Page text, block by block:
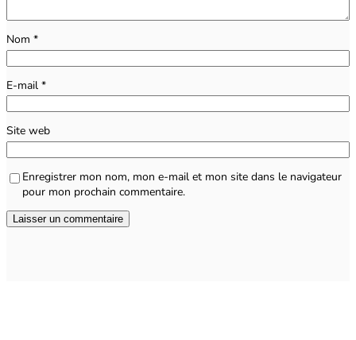
Nom *
E-mail *
Site web
Enregistrer mon nom, mon e-mail et mon site dans le navigateur
pour mon prochain commentaire.